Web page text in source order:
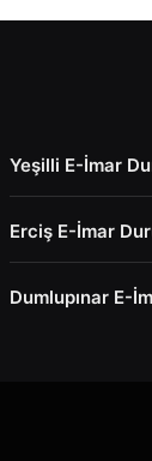
Yeşilli E-İmar
Erciş E-İmar
Dumlupınar E-